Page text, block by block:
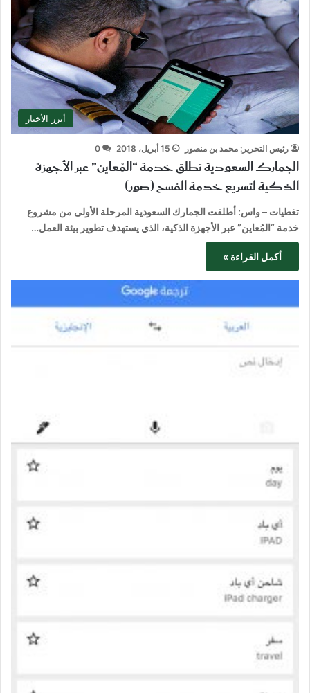
أبرز الأخبار
رئيس التحرير: محمد بن منصور 15 أبريل، 2018 0
الجمارك السعودية تطلق خدمة “المُعاين” عبر الأجهزة
الذكية لتسريع خدمة الفسح (صور)
تغطيات – واس: أطلقت الجمارك السعودية المرحلة الأولى من مشروع
خدمة “المُعاين” عبر الأجهزة الذكية، الذي يستهدف تطوير بيئة العمل…
أكمل القراءة »